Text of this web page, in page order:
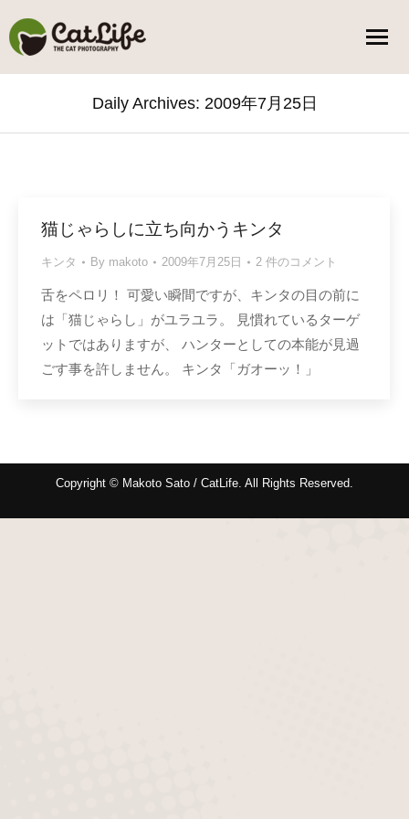
Daily Archives: 2009年7月25日
猫じゃらしに立ち向かうキンタ
キンタ By makoto 2009年7月25日 2 件のコメント
舌をペロリ！ 可愛い瞬間ですが、キンタの目の前に
は「猫じゃらし」がユラユラ。 見慣れているターゲ
ットではありますが、 ハンターとしての本能が見過
ごす事を許しません。 キンタ「ガオーッ！」
Copyright © Makoto Sato / CatLife. All Rights Reserved.